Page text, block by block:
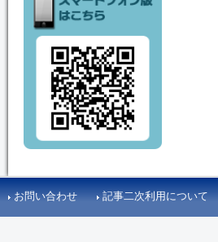
お問い合わせ 記事二次利用について